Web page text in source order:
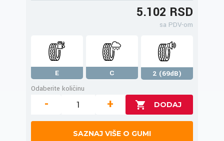
5.102 RSD
sa PDV-om
E C
2 (69dB)
Odaberite količinu
- +
SAZNAJ VIŠE O GUMI